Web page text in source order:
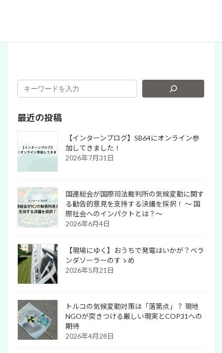
最近の投稿
【インターンブログ】SB64にオンライン参
加してきました！
2026年7月31日
国連総会が国際司法裁判所の気候変動に関す
る勧告的意見を支持する決議を採択！ 〜 国
際社会へのインパクトとは？～
2026年6月4日
【現場にゆく】おうちで発電はいかが？ベラ
ンダソーラーのすゝめ
2026年5月21日
トルコの気候変動対策は「落第点」？ 現地
NGOが突きつける厳しい現実とCOP31への
期待
2026年4月28日